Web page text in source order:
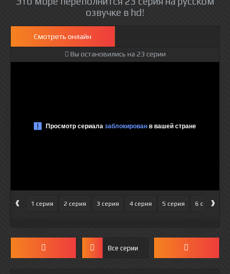
озвучке в hd!
Смотреть онлайн
Вы остановились на 23 серии
‹ 1 серия 2 серия 3 серия 4 серия 5 серия 6 серия
›
Все серии